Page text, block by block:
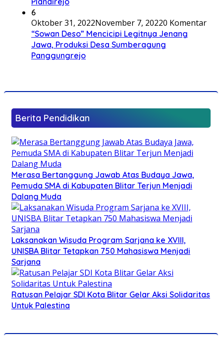
6
Oktober 31, 2022November 7, 20220 Komentar
“Sowan Deso” Mencicipi Legitnya Jenang
Jawa, Produksi Desa Sumberagung
Panggungrejo
Berita Pendidikan
Merasa Bertanggung Jawab Atas Budaya Jawa,
Pemuda SMA di Kabupaten Blitar Terjun Menjadi
Dalang Muda
Laksanakan Wisuda Program Sarjana ke XVIII,
UNISBA Blitar Tetapkan 750 Mahasiswa Menjadi
Sarjana
Ratusan Pelajar SDI Kota Blitar Gelar Aksi Solidaritas
Untuk Palestina